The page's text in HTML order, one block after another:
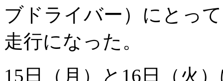
ブドライバー）にとっ
走行になった。
15日（月）と16日（火